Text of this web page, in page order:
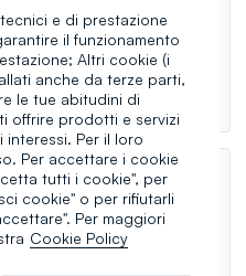
Italia
Maggiori Info
PROFUMERIA MANGA
- Via Pietro Mascagni, 11,
Italia
e di prestazione
il funzionamento
Altri cookie (i
anche da terze parti,
le tue abitudini di
offrire prodotti e servizi
interessi. Per il loro
Per accettare i cookie
tutti i cookie", per
cookie" o per rifiutarli
Per maggiori
Cookie Policy